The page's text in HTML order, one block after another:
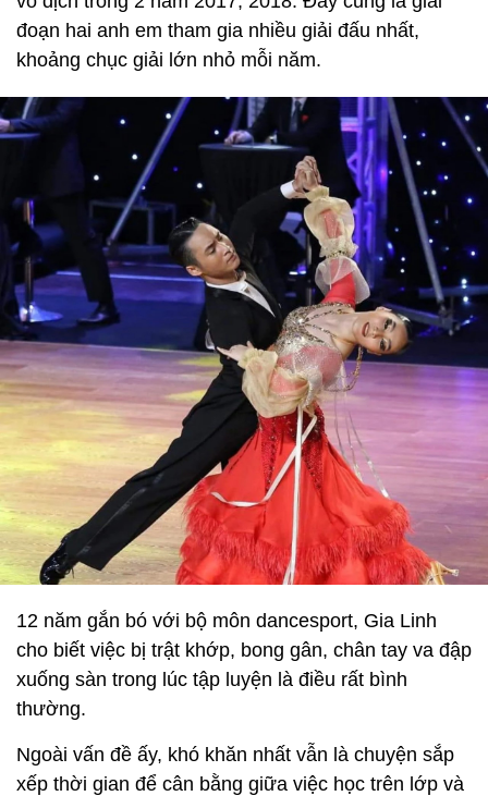
đoạn hai anh em tham gia nhiều giải đấu nhất,
khoảng chục giải lớn nhỏ mỗi năm.
12 năm gắn bó với bộ môn dancesport, Gia Linh
cho biết việc bị trật khớp, bong gân, chân tay va đập
xuống sàn trong lúc tập luyện là điều rất bình
thường.
Ngoài vấn đề ấy, khó khăn nhất vẫn là chuyện sắp
xếp thời gian để cân bằng giữa việc học trên lớp và